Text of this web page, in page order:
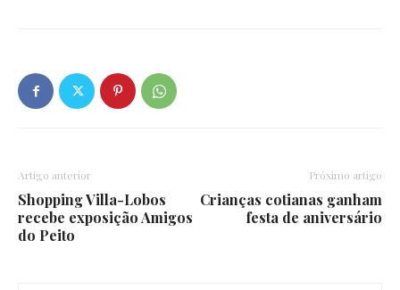
Artigo anterior
Shopping Villa-Lobos
recebe exposição Amigos
do Peito
Próximo artigo
Crianças cotianas ganham
festa de aniversário